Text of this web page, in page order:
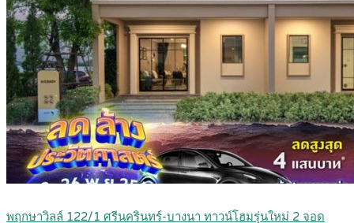
พฤกษาวิลล์ 122/1 ศรีนครินทร์-บางนา ทาวน์โฮมรุ่นใหม่ 2 จอด